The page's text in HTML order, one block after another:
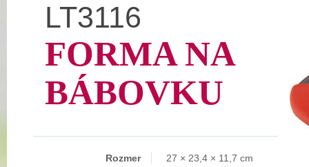
LT3116
FORMA NA
BÁBOVKU
Rozmer
27 × 23,4 × 11,7 cm